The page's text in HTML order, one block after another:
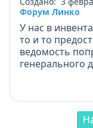
Форум Линко
У нас в
то и то
ведомость
генерального